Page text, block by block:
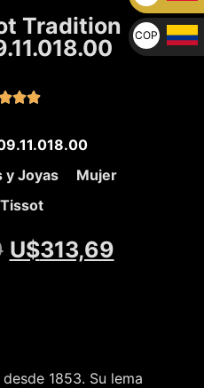
Tradition

y Joyas
Mujer
Tissot
U$313,69
1853. Su lema
U$
COP
$